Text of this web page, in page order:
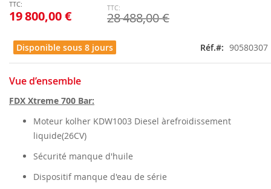
19 800,00 € 28 488,00 €
Disponible sous 8 jours Réf. 90580307
Vue d’ensemble
FDX Xtreme 700 Bar:
Moteur kolher KDW1003 Diesel àrefroidissement
liquide(26CV)
Sécurité manque d'huile
Dispositif manque d'eau de série
images
gallery